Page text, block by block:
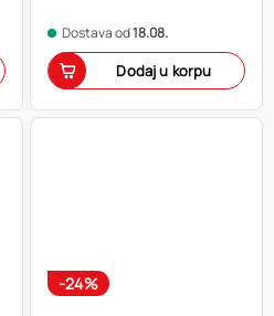
Dostava od18.08.
Dodaj u korpu
-24%